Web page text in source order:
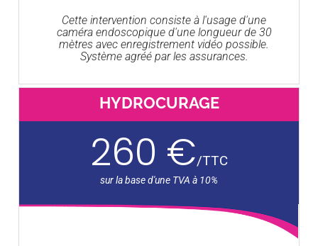
Cette intervention consiste à l'usage d'une
caméra endoscopique d'une longueur de 30
mètres avec enregistrement vidéo possible.
Système agréé par les assurances.
HYDROCURAGE
260 €/TTC